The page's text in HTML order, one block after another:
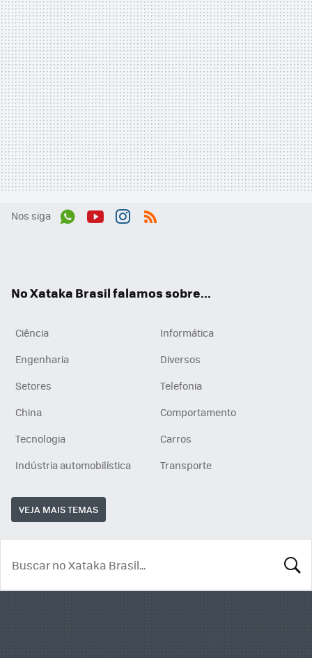
Nos siga
No Xataka Brasil falamos sobre...
Ciência
Informática
Engenharia
Diversos
Setores
Telefonia
China
Comportamento
Tecnologia
Carros
Indústria automobilística
Transporte
VEJA MAIS TEMAS